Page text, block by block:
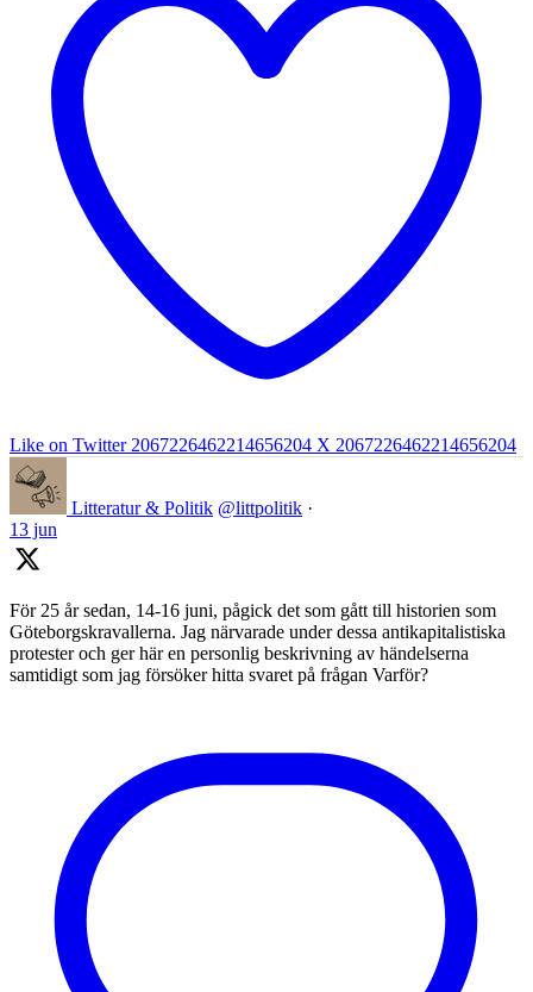
Like on Twitter 2067226462214656204 X 2067226462214656204
Litteratur & Politik @littpolitik ·
13 jun
För 25 år sedan, 14-16 juni, pågick det som gått till historien som
Göteborgskravallerna. Jag närvarade under dessa antikapitalistiska
protester och ger här en personlig beskrivning av händelserna
samtidigt som jag försöker hitta svaret på frågan Varför?